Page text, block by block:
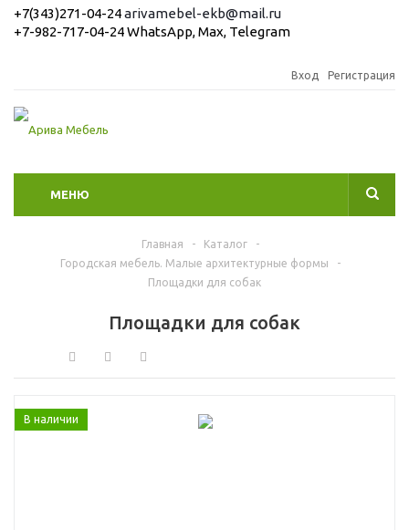
+7(343)271-04-24arivamebel-ekb@mail.ru
+7-982-717-04-24 WhatsApp, Max, Telegram
Вход Регистрация
МЕНЮ
Главная - Каталог
-
Городская мебель. Малые архитектурные формы
-
Площадки для собак
Площадки для собак
В наличии